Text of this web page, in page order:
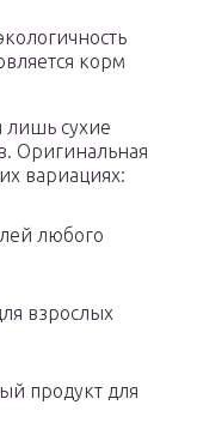
корм
сухие
Оригинальная
вариациях:
любого
взрослых
продукт для